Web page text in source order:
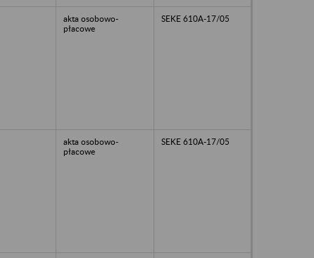
akta osobowo-
płacowe
SEKE 610A-17/05
akta osobowo-
płacowe
SEKE 610A-17/05